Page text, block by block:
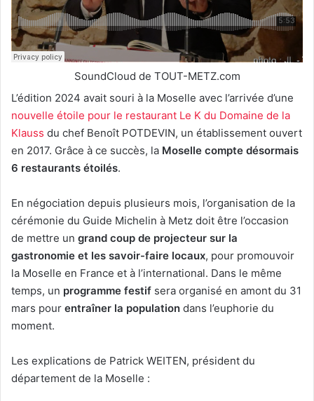
SoundCloud de TOUT-METZ.com
L’édition 2024 avait souri à la Moselle avec l’arrivée d’une
nouvelle étoile pour le restaurant Le K du Domaine de la
Klauss du chef Benoît POTDEVIN, un établissement ouvert
en 2017. Grâce à ce succès, la Moselle compte désormais
6 restaurants étoilés.
En négociation depuis plusieurs mois, l’organisation de la
cérémonie du Guide Michelin à Metz doit être l’occasion
de mettre un grand coup de projecteur sur la
gastronomie et les savoir-faire locaux, pour promouvoir
la Moselle en France et à l’international. Dans le même
temps, un programme festif sera organisé en amont du 31
mars pour entraîner la population dans l’euphorie du
moment.
Les explications de Patrick WEITEN, président du
département de la Moselle :